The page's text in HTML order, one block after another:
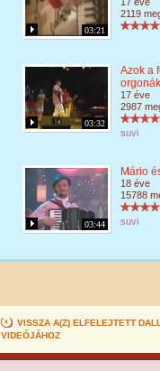
03:21
2119
03:32
Azok a
orgonák
17 éve
2987
suvi
03:44
Mário
18 éve
15788
suvi
VISSZA A(Z) ELFELEJTETT
VIDEÓJÁHOZ